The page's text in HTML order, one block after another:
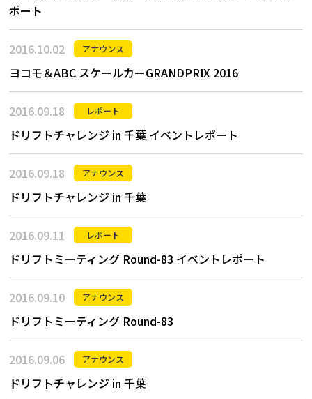
ポート
2016.10.02 アナウンス
ヨコモ＆ABC スケールカーGRANDPRIX 2016
2016.09.18 レポート
ドリフトチャレンジ in 千葉 イベントレポート
2016.09.18 アナウンス
ドリフトチャレンジ in 千葉
2016.09.11 レポート
ドリフトミーティング Round-83 イベントレポート
2016.09.10 アナウンス
ドリフトミーティング Round-83
2016.09.06 アナウンス
ドリフトチャレンジ in 千葉